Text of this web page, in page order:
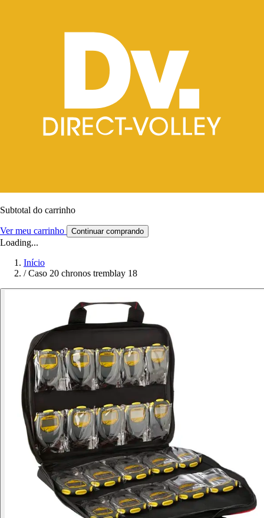
Subtotal do carrinho
Ver meu carrinho Continuar comprando
Loading...
Início
/ Caso 20 chronos tremblay 18